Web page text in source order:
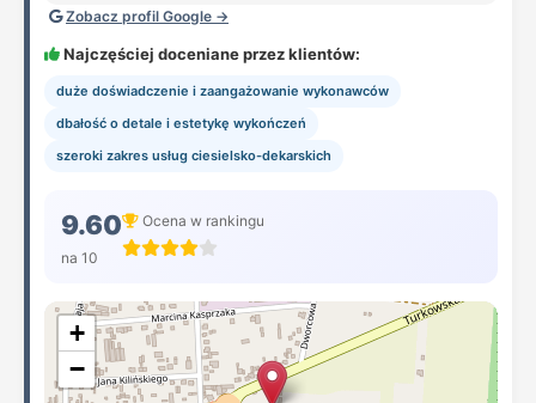
Zobacz profil Google →
Najczęściej doceniane przez klientów:
duże doświadczenie i zaangażowanie wykonawców
dbałość o detale i estetykę wykończeń
szeroki zakres usług ciesielsko-dekarskich
9.60
na 10
Ocena w rankingu
+
−